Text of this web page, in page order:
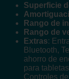
Superficie
Rango de
Rango de
Extras:
Bluetooth,
ahorro de
para
Controles